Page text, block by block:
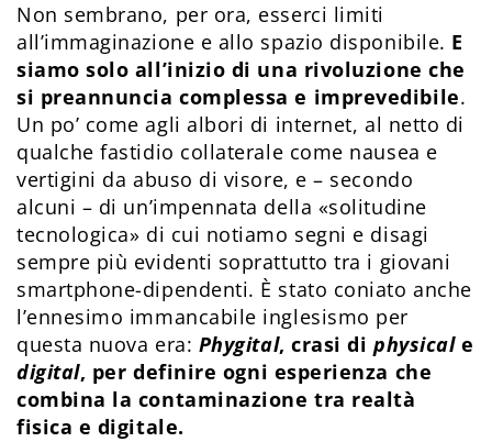
Non sembrano, per ora, esserci limiti
all’immaginazione e allo spazio disponibile. E
siamo solo all’inizio di una rivoluzione che
si preannuncia complessa e imprevedibile.
Un po’ come agli albori di internet, al netto di
qualche fastidio collaterale come nausea e
vertigini da abuso di visore, e – secondo
alcuni – di un’impennata della «solitudine
tecnologica» di cui notiamo segni e disagi
sempre più evidenti soprattutto tra i giovani
smartphone-dipendenti. È stato coniato anche
l’ennesimo immancabile inglesismo per
questa nuova era: Phygital, crasi diphysicale
digital, per definire ogni esperienza che
combina la contaminazione tra realtà
fisica e digitale.